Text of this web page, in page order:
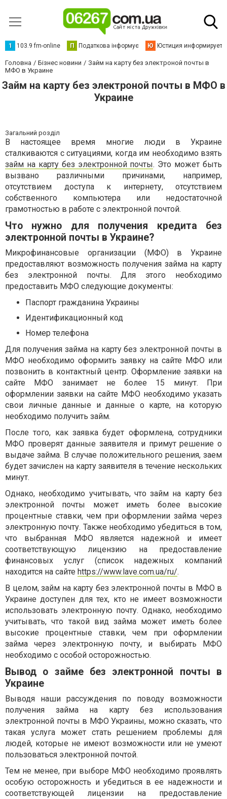
1 103.9 fm-online П Податкова інформує Ю Юстиция информирует
Головна Бізнес новини
Займ на карту без электроной почты в
МФО в Украине
Займ на карту без электроной почты в МФО в
Украине
Загальний розділ
В настоящее время многие люди в Украине
сталкиваются с ситуациями, когда им необходимо взять
займ на карту без электронной почты. Это может быть
вызвано различными причинами, например,
отсутствием доступа к интернету, отсутствием
собственного компьютера или недостаточной
грамотностью в работе с электронной почтой.
Что нужно для получения кредита без
электронной почты в Украине?
Микрофинансовые организации (МФО) в Украине
предоставляют возможность получения займа на карту
без электронной почты. Для этого необходимо
предоставить МФО следующие документы:
Паспорт гражданина Украины
Идентификационный код
Номер телефона
Для получения займа на карту без электронной почты в
МФО необходимо оформить заявку на сайте МФО или
позвонить в контактный центр. Оформление заявки на
сайте МФО занимает не более 15 минут. При
оформлении заявки на сайте МФО необходимо указать
свои личные данные и данные о карте, на которую
необходимо получить займ.
После того, как заявка будет оформлена, сотрудники
МФО проверят данные заявителя и примут решение о
выдаче займа. В случае положительного решения, заем
будет зачислен на карту заявителя в течение нескольких
минут.
Однако, необходимо учитывать, что займ на карту без
электронной почты может иметь более высокие
процентные ставки, чем при оформлении займа через
электронную почту. Также необходимо убедиться в том,
что выбранная МФО является надежной и имеет
соответствующую лицензию на предоставление
финансовых услуг (список надежных компаний
находится на сайте https://www.lave.com.ua/ru/.
В целом, займ на карту без электронной почты в МФО в
Украине доступен для тех, кто не имеет возможности
использовать электронную почту. Однако, необходимо
учитывать, что такой вид займа может иметь более
высокие процентные ставки, чем при оформлении
займа через электронную почту, и выбирать МФО
необходимо с особой осторожностью.
Вывод о займе без электронной почты в
Украине
Выводя наши рассуждения по поводу возможности
получения займа на карту без использования
электронной почты в МФО Украины, можно сказать, что
такая услуга может стать решением проблемы для
людей, которые не имеют возможности или не умеют
пользоваться электронной почтой.
Тем не менее, при выборе МФО необходимо проявлять
особую осторожность и убедиться в ее надежности и
соответствующей лицензии на предоставление